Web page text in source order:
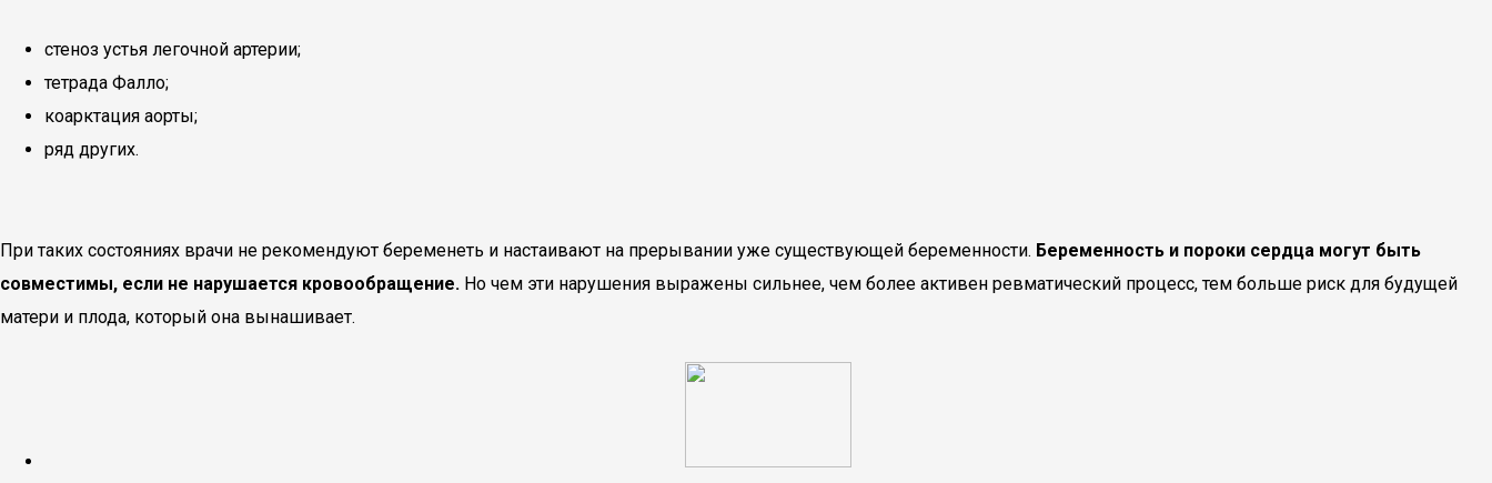
стеноз устья легочной артерии;
тетрада Фалло;
коарктация аорты;
ряд других.
При таких состояниях врачи не рекомендуют беременеть и настаивают на прерывании уже существующей беременности. Беременность и пороки сердца могут быть
совместимы, если не нарушается кровообращение. Но чем эти нарушения выражены сильнее, чем более активен ревматический процесс, тем больше риск для будущей
матери и плода, который она вынашивает.